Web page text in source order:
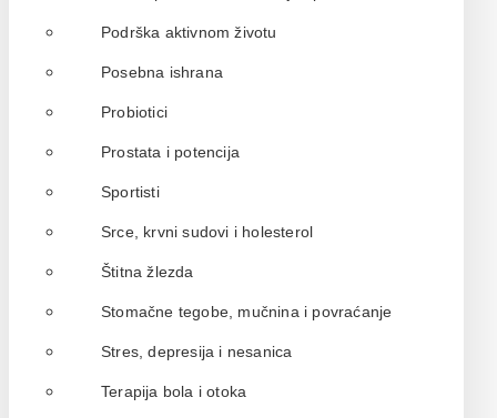
Podrška aktivnom životu
Posebna ishrana
Probiotici
Prostata i potencija
Sportisti
Srce, krvni sudovi i holesterol
Štitna žlezda
Stomačne tegobe, mučnina i povraćanje
Stres, depresija i nesanica
Terapija bola i otoka